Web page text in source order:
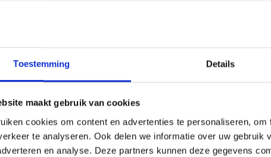
Toestemming Details
maakt gebruik van cookies
cookies om content en advertenties te personaliseren,
te analyseren. Ook delen we informatie over uw gebruik
en analyse. Deze partners kunnen deze gegevens
evenementen